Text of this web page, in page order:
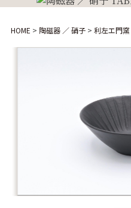
HOME > 陶磁器 ／ 硝子> 利左エ門窯